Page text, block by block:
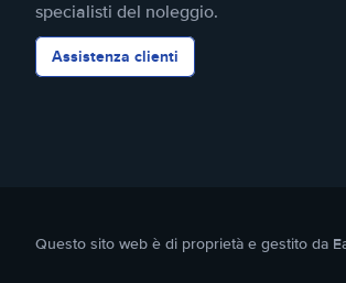
specialisti del noleggio.
Assistenza clienti
Questo sito web è di proprietà e gestito da